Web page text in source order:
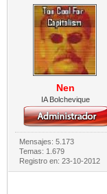
Nen
IA Bolchevique
Mensajes: 5.173
Temas: 1.679
Registro en: 23-10-2012